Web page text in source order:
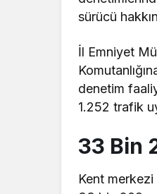
sürücü
İl Emniyet
denetim
1.252 trafik
33 Bin
Kent